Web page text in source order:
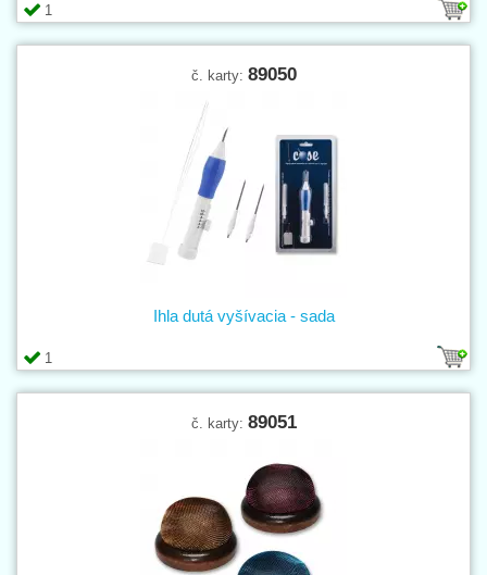
1
č. karty: 89050
1
Ihla dutá vyšívacia - sada
č. karty: 89051